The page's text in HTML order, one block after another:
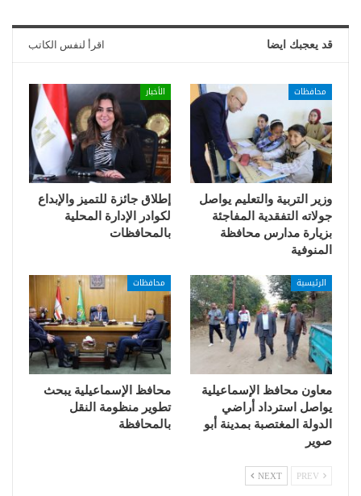
قد يعجبك ايضا اقرأ لنفس الكاتب
محافظات
وزير التربية والتعليم يواصل
جولاته التفقدية المفاجئة
بزيارة مدارس محافظة
المنوفية
الأخبار
إطلاق جائزة للتميز والإبداع
لكوادر الإدارة المحلية
بالمحافظات
الرئيسية
معاون محافظ الإسماعيلية
يواصل استرداد أراضي
الدولة المغتصبة بمدينة أبو
صوير
محافظات
محافظ الإسماعيلية يبحث
تطوير منظومة النقل
بالمحافظة
NEXT